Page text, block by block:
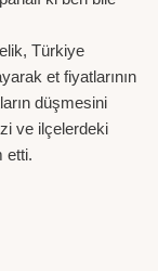
Türkiye
et fiyatlarının
düşmesini
ve ilçelerdeki
etti.